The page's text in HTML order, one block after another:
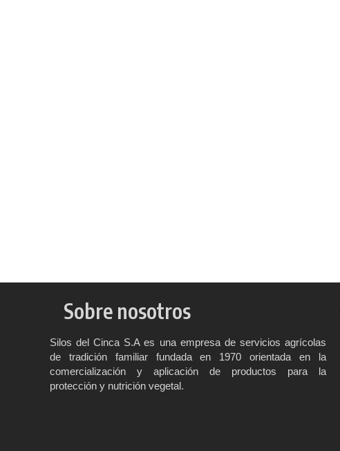
Sobre nosotros
Silos del Cinca S.A es una empresa de servicios agrícolas
de tradición familiar fundada en 1970 orientada en la
comercialización y aplicación de productos para la
protección y nutrición vegetal.